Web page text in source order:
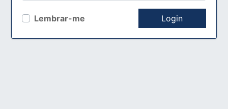
Lembrar-me Login